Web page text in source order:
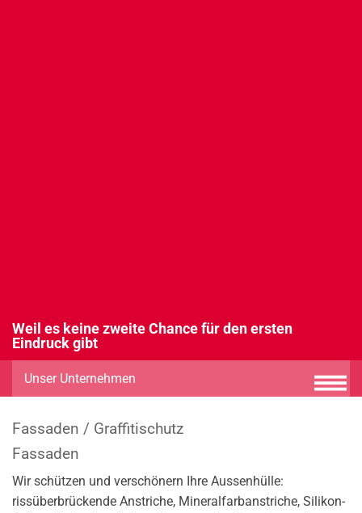
Weil es keine zweite Chance für den ersten
Eindruck gibt
Unser Unternehmen
Fassaden / Graffitischutz
Fassaden
Wir schützen und verschönern Ihre Aussenhülle:
rissüberbrückende Anstriche, Mineralfarbanstriche, Silikon­